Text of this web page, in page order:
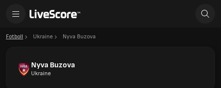
Fotboll Ukraine Nyva Buzova
Nyva Buzova
Ukraine